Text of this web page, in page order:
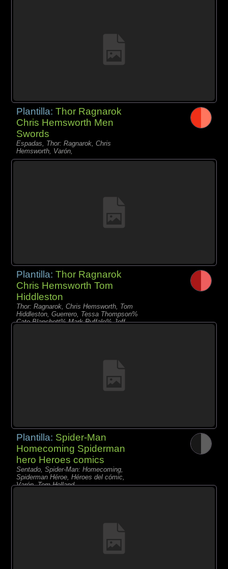
Plantilla:Thor Ragnarok
Chris Hemsworth Men
Swords
Espadas, Thor: Ragnarok, Chris
Hemsworth, Varón,
Plantilla:Thor Ragnarok
Chris Hemsworth Tom
Hiddleston
Thor: Ragnarok, Chris Hemsworth, Tom
Hiddleston, Guerrero, Tessa Thompson%
Cate Blanchett% Mark Ruffalo% Jeff
Plantilla: Spider-Man
Homecoming Spiderman
hero Heroes comics
Sentado, Spider-Man: Homecoming,
Spiderman Héroe, Héroes del cómic,
Varón, Tom Holland